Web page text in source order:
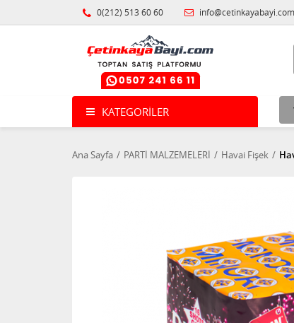
0(212) 513 60 60 info@cetinkayabayi.com
KATEGORILER
Ana Sayfa PARTİ MALZEMELERİ Havai Fişek